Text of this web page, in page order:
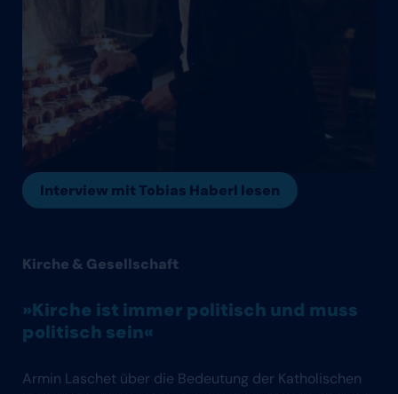
Interview mit Tobias Haberl lesen
Kirche & Gesellschaft
»Kirche ist immer politisch und muss
politisch sein«
Armin Laschet über die Bedeutung der Katholischen